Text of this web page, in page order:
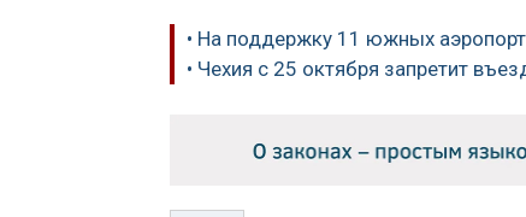
• На поддержку 11 южных
• Чехия с 25 октября запретит